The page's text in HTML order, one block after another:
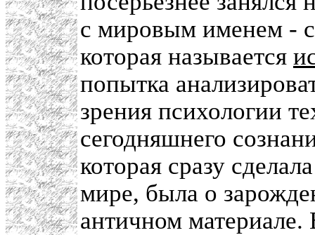
с мировым именем -
которая называется
попытка
зрения психологии
сегодняшнего
которая сразу
мире, была о
античном